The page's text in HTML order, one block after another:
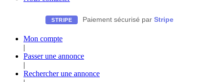
STRIPE Paiement sécurisé par Stripe
Mon compte
|
Passer une annonce
|
Rechercher une annonce